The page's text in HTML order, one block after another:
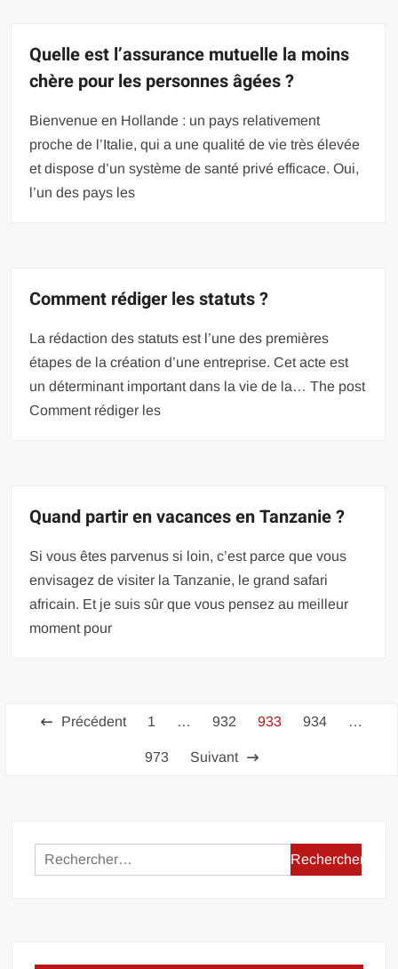
Quelle est l’assurance mutuelle la moins
chère pour les personnes âgées ?
Bienvenue en Hollande : un pays relativement
proche de l’Italie, qui a une qualité de vie très élevée
et dispose d’un système de santé privé efficace. Oui,
l’un des pays les
Comment rédiger les statuts ?
La rédaction des statuts est l’une des premières
étapes de la création d’une entreprise. Cet acte est
un déterminant important dans la vie de la… The post
Comment rédiger les
Quand partir en vacances en Tanzanie ?
Si vous êtes parvenus si loin, c’est parce que vous
envisagez de visiter la Tanzanie, le grand safari
africain. Et je suis sûr que vous pensez au meilleur
moment pour
Pagination
publications
Précédent 1 … 932 933 934 …
973 Suivant
Rechercher :